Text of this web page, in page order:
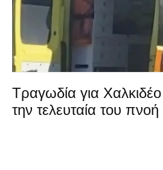
Τραγωδία για
την τελευταία του πνοή